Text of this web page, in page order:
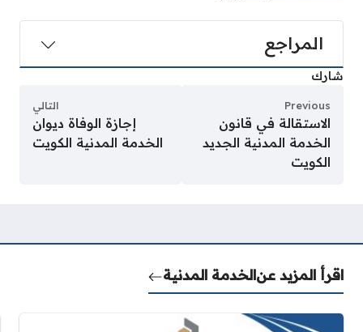
المراجع
شارك
Previous
الاستقالة في قانون
الخدمة المدنية الجديد
الكويت
التالي
إجازة الوفاة ديوان
الخدمة المدنية الكويت
اقرأ المزيد عنالخدمة المدنية